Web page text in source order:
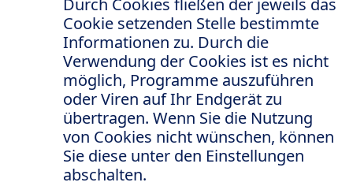
Cookie setzenden Stelle bestimmte
Informationen zu. Durch die
Verwendung der Cookies ist es nicht
möglich, Programme auszuführen
oder Viren auf Ihr Endgerät zu
übertragen. Wenn Sie die Nutzung
von Cookies nicht wünschen, können
Sie diese unter den Einstellungen
abschalten.